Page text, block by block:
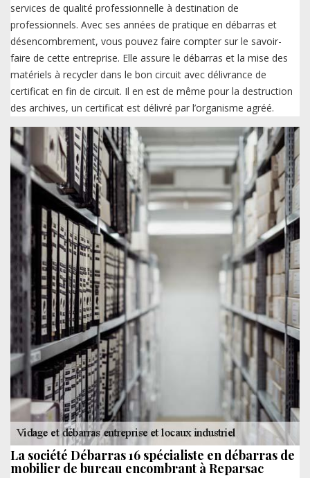
services de qualité professionnelle à destination de
professionnels. Avec ses années de pratique en débarras et
désencombrement, vous pouvez faire compter sur le savoir-
faire de cette entreprise. Elle assure le débarras et la mise des
matériels à recycler dans le bon circuit avec délivrance de
certificat en fin de circuit. Il en est de même pour la destruction
des archives, un certificat est délivré par l’organisme agréé.
La société Débarras 16 spécialiste en débarras de
mobilier de bureau encombrant à Reparsac